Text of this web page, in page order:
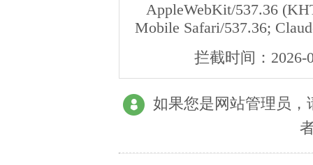
AppleWebKit/537.36
Mobile Safari/537.36;
拦截时间： 2026-
如果您是网站管理员